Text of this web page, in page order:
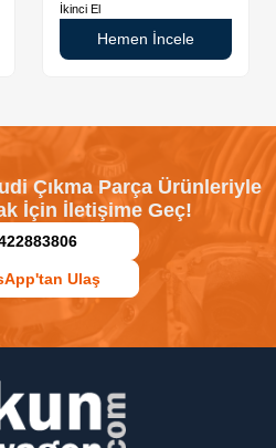
İkinci El
Hemen İncele
Çıkma Parça Ürünleriyle
İçin İletişime Geç!
Ulaş